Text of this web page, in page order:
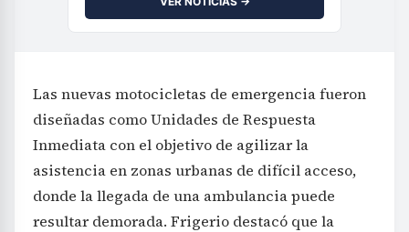
Las nuevas motocicletas de emergencia fueron
diseñadas como Unidades de Respuesta
Inmediata con el objetivo de agilizar la
asistencia en zonas urbanas de difícil acceso,
donde la llegada de una ambulancia puede
resultar demorada. Frigerio destacó que la